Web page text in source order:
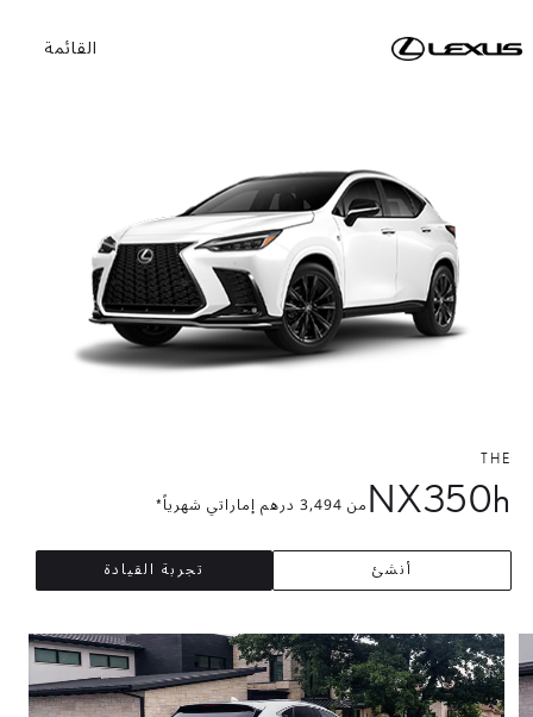
القائمة
THE
NX350hمن 3,494 درهم إماراتي شهرياً*
أنشئ تجربة القيادة